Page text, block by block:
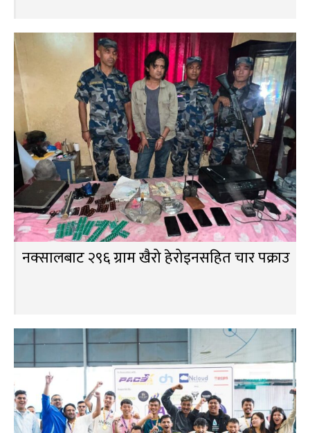
नक्सालबाट २९६ ग्राम खैरो हेरोइनसहित चार पक्राउ